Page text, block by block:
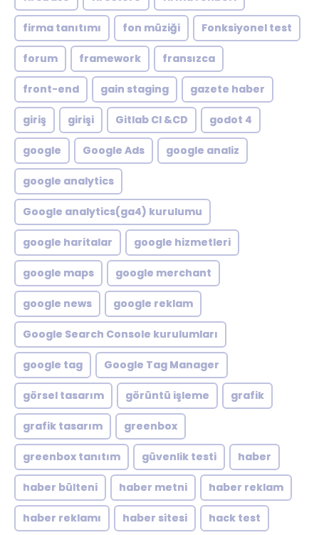
firma tanıtımı fon müziği Fonksiyonel test
forum framework fransızca
front-end gain staging gazete haber
giriş girişi Gitlab CI &CD godot 4
google Google Ads google analiz
google analytics
Google analytics(ga4) kurulumu
google haritalar google hizmetleri
google maps google merchant
google news google reklam
Google Search Console kurulumları
google tag Google Tag Manager
görsel tasarım görüntü işleme grafik
grafik tasarım greenbox
greenbox tanıtım güvenlik testi haber
haber bülteni haber metni haber reklam
haber reklamı haber sitesi hack test